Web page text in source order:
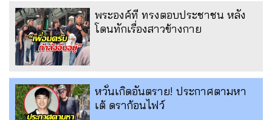
พระองค์ที ทรงตอบประชาชน หลัง
โดนทักเรื่องสาวข้างกาย
หวั่นเกิดอันตราย! ประกาศตามหา
เต้ ดราก้อนไฟว์